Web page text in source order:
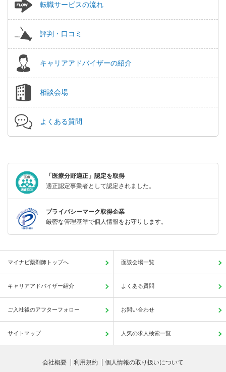
転職サービスの流れ
評判・口コミ
キャリアアドバイザーの紹介
相談会場
よくある質問
「医療分野適正」認定を取得
適正認定事業者として認定されました。
プライバシーマーク取得企業
厳密な管理基準で個人情報をお守りします。
マイナビ薬剤師トップへ 面談会場一覧
キャリアアドバイザー紹介 よくある質問
ご入社後のアフターフォロー お問い合わせ
サイトマップ 人気の求人検索一覧
会社概要 利用規約 個人情報の取り扱いについて